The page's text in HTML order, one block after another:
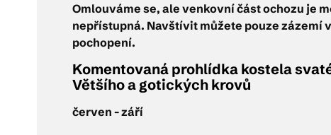
Omlouváme se, ale venkovní část ochozu je
nepřístupná. Navštívit můžete pouze zázemí
pochopení.
Komentovaná prohlídka kostela
Většího a gotických krovů
červen - září